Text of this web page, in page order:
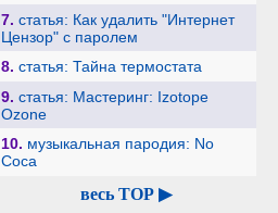
7. статья: Как удалить "Интернет
Цензор" с паролем
8. статья: Тайна термостата
9. статья: Мастеринг: Izotope
Ozone
10. музыкальная пародия: No
Coca
весь TOP ▶